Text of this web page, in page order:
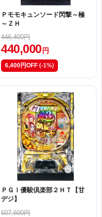
Ｐモモキュンソード閃撃～極
～ＺＨ
446,400円
440,000 円
6,400円OFF (-1%)
ＰＧⅠ優駿倶楽部２ＨＴ【甘
デジ】
607,600円